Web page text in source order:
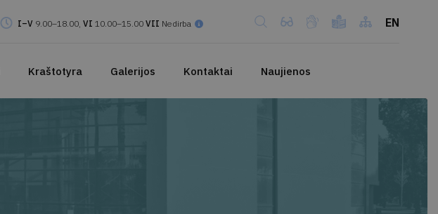
I–V 9.00–18.00, VI 10.00–15.00 VII Nedirba EN
Kraštotyra Galerijos Kontaktai Naujienos